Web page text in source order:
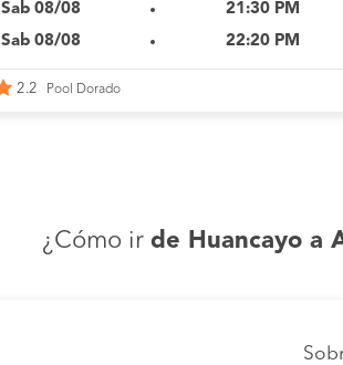
Sab 08/08
21:30 PM
Sab 08/08
22:20 PM
2.2 Pool Dorado
¿Cómo ir de Huancayo a